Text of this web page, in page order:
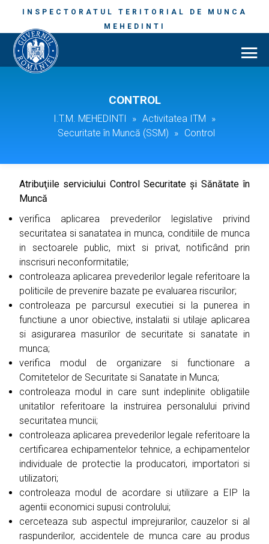
INSPECTORATUL TERITORIAL DE MUNCA
MEHEDINTI
CONTROL
I.T.M. MEHEDINTI » Activitatea ITM »
Securitate în Muncă (SSM) » Control
Atribuţiile serviciului Control Securitate şi Sănătate în
Muncă
verifica aplicarea prevederilor legislative privind
securitatea si sanatatea in munca, conditiile de munca
in sectoarele public, mixt si privat, notificând prin
inscrisuri neconformitatile;
controleaza aplicarea prevederilor legale referitoare la
politicile de prevenire bazate pe evaluarea riscurilor;
controleaza pe parcursul executiei si la punerea in
functiune a unor obiective, instalatii si utilaje aplicarea
si asigurarea masurilor de securitate si sanatate in
munca;
verifica modul de organizare si functionare a
Comitetelor de Securitate si Sanatate in Munca;
controleaza modul in care sunt indeplinite obligatiile
unitatilor referitoare la instruirea personalului privind
securitatea muncii;
controleaza aplicarea prevederilor legale referitoare la
certificarea echipamentelor tehnice, a echipamentelor
individuale de protectie la producatori, importatori si
utilizatori;
controleaza modul de acordare si utilizare a EIP la
agentii economici supusi controlului;
cerceteaza sub aspectul imprejurarilor, cauzelor si al
raspunderilor, accidentele de munca care au produs